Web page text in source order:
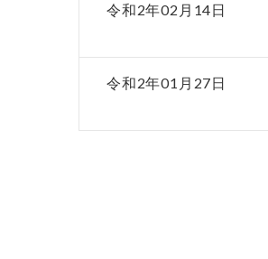
令和2年02月14日
令和2年01月27日